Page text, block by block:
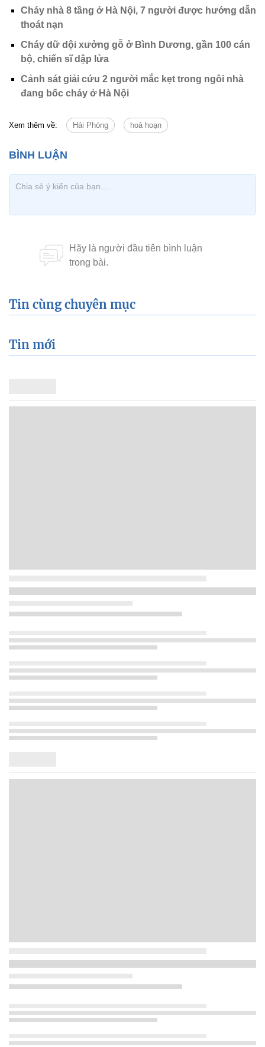
Cháy nhà 8 tầng ở Hà Nội, 7 người được hướng dẫn
thoát nạn
Cháy dữ dội xưởng gỗ ở Bình Dương, gần 100 cán
bộ, chiến sĩ dập lửa
Cảnh sát giải cứu 2 người mắc kẹt trong ngôi nhà
đang bốc cháy ở Hà Nội
Xem thêm về: Hải Phòng hoả hoạn
Tin cùng chuyên mục
Tin mới